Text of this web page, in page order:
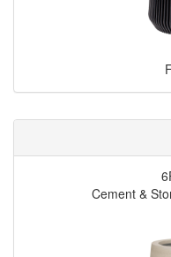
Cement &